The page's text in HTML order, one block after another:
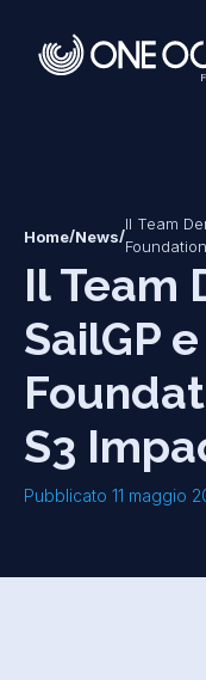
Home/News/
Il Team
Il Team
SailGP
S3
Pubblicato 11 maggio